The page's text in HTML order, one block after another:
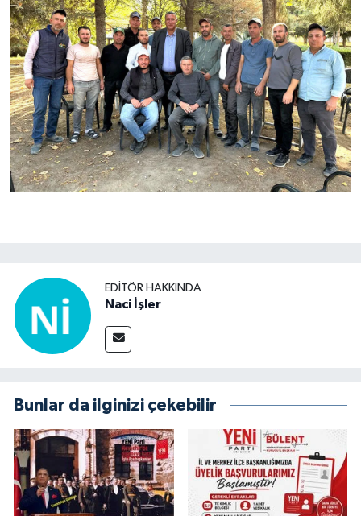
EDITÖR HAKKINDA
Naci İşler
Bunlar da ilginizi çekebilir